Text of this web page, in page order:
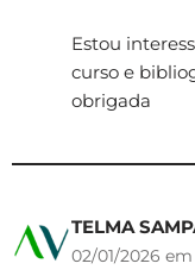
Estou
curso e
obrigada
TELMA
02/01/2026 em